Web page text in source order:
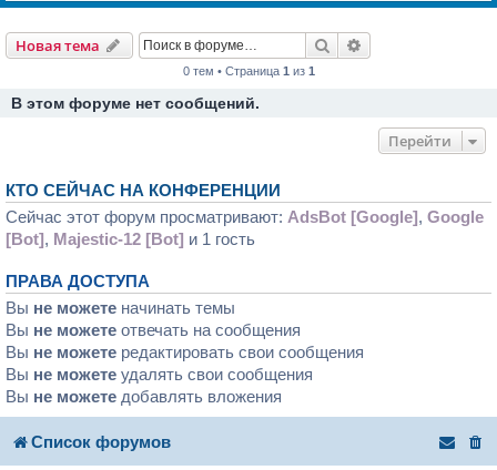
Новая тема Поиск
0 тем • Страница 1 из 1
В этом форуме нет сообщений.
Перейти
КТО СЕЙЧАС НА КОНФЕРЕНЦИИ
Сейчас этот форум просматривают: AdsBot [Google], Google
[Bot], Majestic-12 [Bot] и 1 гость
ПРАВА ДОСТУПА
Вы не можете начинать темы
Вы не можете отвечать на сообщения
Вы не можете редактировать свои сообщения
Вы не можете удалять свои сообщения
Вы не можете добавлять вложения
Список форумов